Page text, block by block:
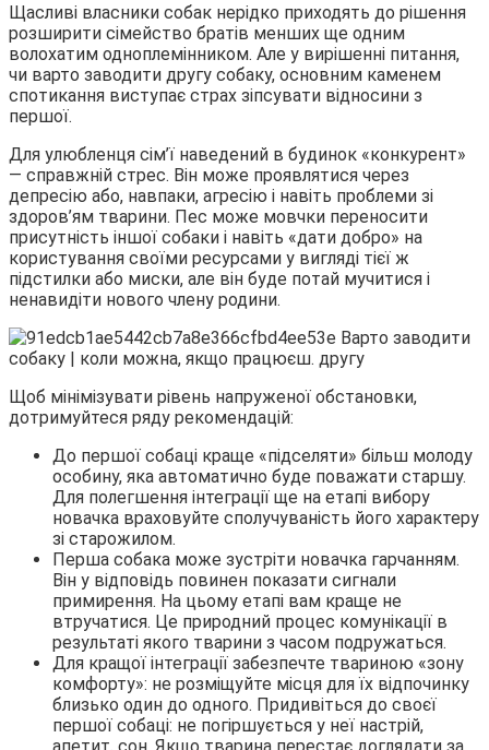
Щасливі власники собак нерідко приходять до рішення
розширити сімейство братів менших ще одним
волохатим одноплемінником. Але у вирішенні питання,
чи варто заводити другу собаку, основним каменем
спотикання виступає страх зіпсувати відносини з
першої.
Для улюбленця сім’ї наведений в будинок «конкурент»
— справжній стрес. Він може проявлятися через
депресію або, навпаки, агресію і навіть проблеми зі
здоров’ям тварини. Пес може мовчки переносити
присутність іншої собаки і навіть «дати добро» на
користування своїми ресурсами у вигляді тієї ж
підстилки або миски, але він буде потай мучитися і
ненавидіти нового члену родини.
Щоб мінімізувати рівень напруженої обстановки,
дотримуйтеся ряду рекомендацій:
До першої собаці краще «підселяти» більш молоду
особину, яка автоматично буде поважати старшу.
Для полегшення інтеграції ще на етапі вибору
новачка враховуйте сполучуваність його характеру
зі старожилом.
Перша собака може зустріти новачка гарчанням.
Він у відповідь повинен показати сигнали
примирення. На цьому етапі вам краще не
втручатися. Це природний процес комунікації в
результаті якого тварини з часом подружаться.
Для кращої інтеграції забезпечте твариною «зону
комфорту»: не розміщуйте місця для їх відпочинку
близько один до одного. Придивіться до своєї
першої собаці: не погіршується у неї настрій,
апетит, сон. Якщо тварина перестає доглядати за